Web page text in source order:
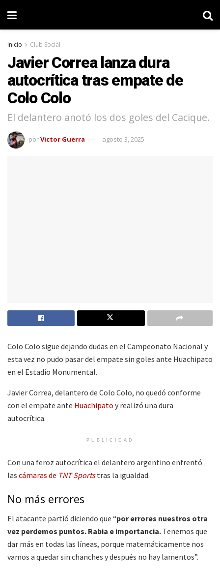
Inicio Club Social
Javier Correa lanza dura
autocrítica tras empate de
Colo Colo
El delantero anotó los dos goles del Cacique.
porVictor Guerra agosto 3, 2025
Colo Colo sigue dejando dudas en el Campeonato Nacional y
esta vez no pudo pasar del empate sin goles ante Huachipato
en el Estadio Monumental.
Javier Correa, delantero de Colo Colo, no quedó conforme
con el empate ante Huachipato y realizó una dura
autocrítica.
PUBLICIDAD
Con una feroz autocrítica el delantero argentino enfrentó
las cámaras de TNT Sportstras la igualdad.
No más errores
El atacante partió diciendo que “por errores nuestros otra
vez perdemos puntos. Rabia e importancia. Tenemos que
dar más en todas las líneas, porque matemáticamente nos
vamos a quedar sin chanches y después no hay lamentos”.